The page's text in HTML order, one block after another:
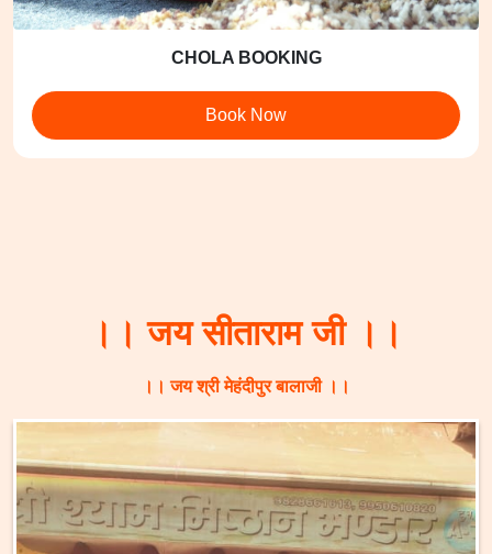
CHOLA BOOKING
Book Now
।। जय सीताराम जी ।।
।। जय श्री मेहंदीपुर बालाजी ।।